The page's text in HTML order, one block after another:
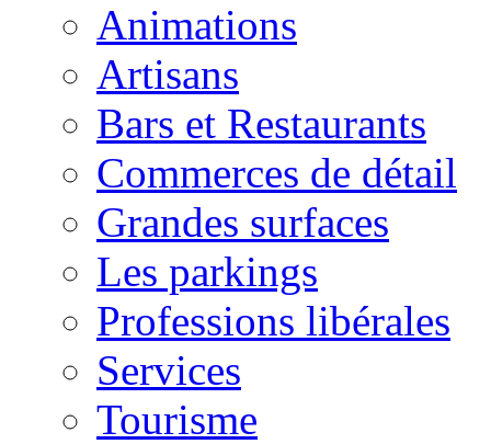
Animations
Artisans
Bars et Restaurants
Commerces de détail
Grandes surfaces
Les parkings
Professions libérales
Services
Tourisme